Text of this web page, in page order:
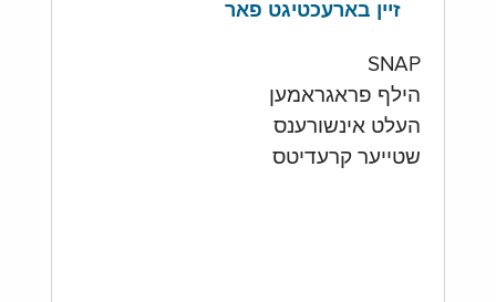
זיין בארעכטיגט פאר
SNAP
הילף פראגראמען
העלט אינשורענס
שטייער קרעדיטס